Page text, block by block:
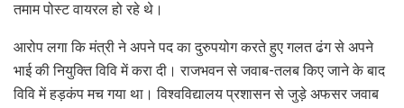
तमाम पोस्‍ट वायरल हो रहे थे।
आरोप लगा कि मंत्री ने अपने पद का दुरुपयोग करते हुए गलत ढंग से अपने
भाई की नियुक्ति विवि में करा दी। राजभवन से जवाब-तलब किए जाने के बाद
विवि में हड़कंप मच गया था। विश्वविद्यालय प्रशासन से जुड़े अफसर जवाब